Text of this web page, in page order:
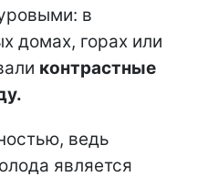
в
домах, горах или
контрастные
ведь
является